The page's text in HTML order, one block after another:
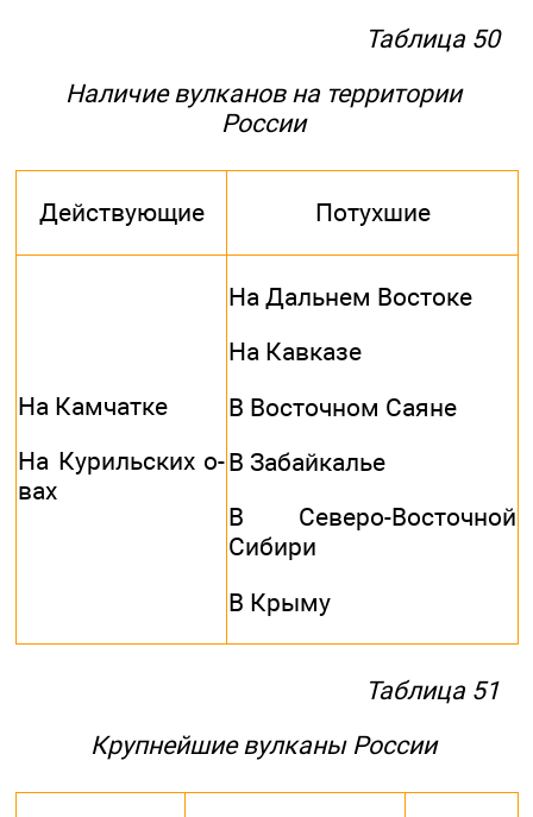
Таблица 50
Наличие вулканов на территории
России
Действующие Потухшие
На Камчатке
На Курильских о-
вах
На Дальнем Востоке
На Кавказе
В Восточном Саяне
В Забайкалье
В Северо-Восточной
Сибири
В Крыму
Таблица 51
Крупнейшие вулканы России